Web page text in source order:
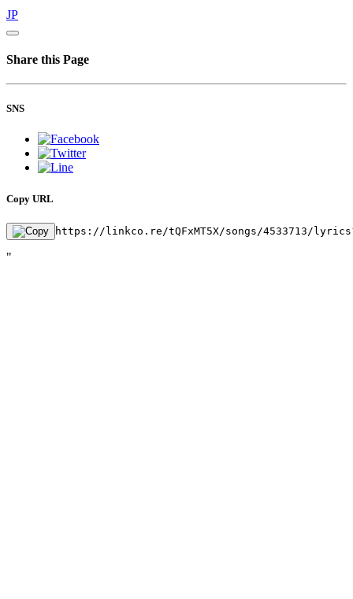
JP
Share this Page
SNS
Copy URL
https://linkco.re/tQFxMT5X/songs/4533713/
"